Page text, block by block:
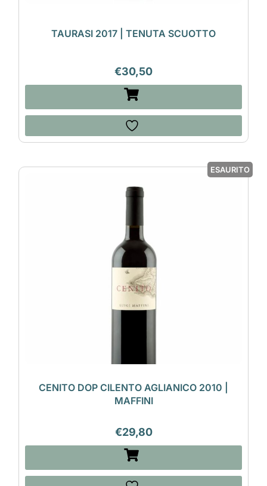
TAURASI 2017 | TENUTA SCUOTTO
€30,50
ESAURITO
CENITO DOP CILENTO AGLIANICO 2010 |
MAFFINI
€29,80